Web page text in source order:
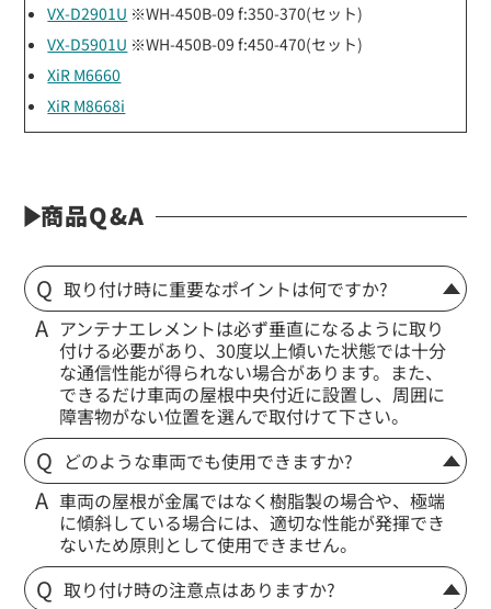
VX-D2901U ※WH-450B-09 f:350-370(セット)
VX-D5901U ※WH-450B-09 f:450-470(セット)
XiR M6660
XiR M8668i
商品Q&A
取り付け時に重要なポイントは何ですか?
アンテナエレメントは必ず垂直になるように取り
付ける必要があり、30度以上傾いた状態では十分
な通信性能が得られない場合があります。また、
できるだけ車両の屋根中央付近に設置し、周囲に
障害物がない位置を選んで取付けて下さい。
どのような車両でも使用できますか?
車両の屋根が金属ではなく樹脂製の場合や、極端
に傾斜している場合には、適切な性能が発揮でき
ないため原則として使用できません。
取り付け時の注意点はありますか?